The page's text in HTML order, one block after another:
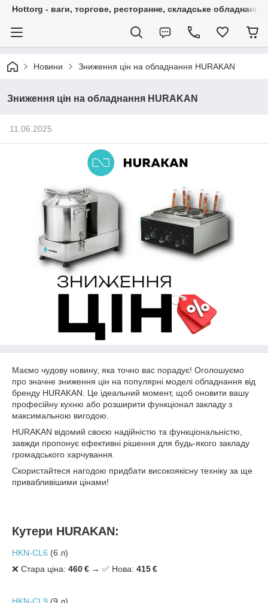
Hottorg - ваги, торгове, ресторанне, складське обладнання
Новини Зниження цін на обладнання HURAKAN
Зниження цін на обладнання HURAKAN
11.06.2025
Маємо чудову новину, яка точно вас порадує! Оголошуємо
про значне зниження цін на популярні моделі обладнання від
бренду HURAKAN. Це ідеальний момент, щоб оновити вашу
професійну кухню або розширити функціонал закладу з
максимальною вигодою.
HURAKAN відомий своєю надійністю та функціональністю,
завжди пропонує ефективні рішення для будь-якого закладу
громадського харчування.
Скористайтеся нагодою придбати високоякісну техніку за ще
привабливішими цінами!
Кутери HURAKAN:
HKN-CL6 (6 л)
❌ Стара ціна: 460 € → ✅ Нова: 415 €
HKN-CL9 (9 л)